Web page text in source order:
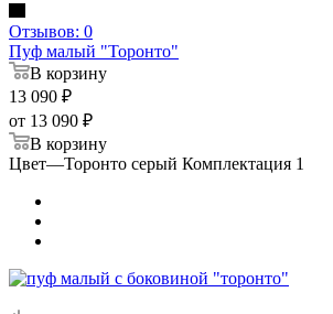
Отзывов: 0
Пуф малый "Торонто"
В корзину
13 090 ₽
от 13 090 ₽
В корзину
Цвет—Торонто серый Комплектация 1